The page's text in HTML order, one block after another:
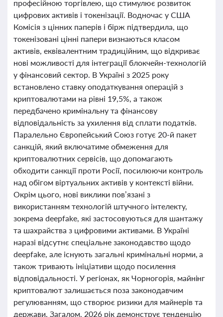
професійною торгівлею, що стимулює розвиток
цифрових активів і токенізації. Водночас у США
Комісія з цінних паперів і бірж підтвердила, що
токенізовані цінні папери визнаються класом
активів, еквівалентним традиційним, що відкриває
нові можливості для інтеграції блокчейн-технологій
у фінансовий сектор. В Україні з 2025 року
встановлено ставку оподаткування операцій з
криптовалютами на рівні 19,5%, а також
передбачено кримінальну та фінансову
відповідальність за ухилення від сплати податків.
Паралельно Європейський Союз готує 20-й пакет
санкцій, який включатиме обмеження для
криптовалютних сервісів, що допомагають
обходити санкції проти Росії, посилюючи контроль
над обігом віртуальних активів у контексті війни.
Окрім цього, нові виклики пов’язані з
використанням технологій штучного інтелекту,
зокрема deepfake, які застосовуються для шантажу
та шахрайства з цифровими активами. В Україні
наразі відсутнє спеціальне законодавство щодо
deepfake, але існують загальні кримінальні норми, а
також тривають ініціативи щодо посилення
відповідальності. У регіонах, як Чорногорія, майнінг
криптовалют залишається поза законодавчим
регулюванням, що створює ризики для майнерів та
держави. Загалом, 2026 рік демонструє тенденцію